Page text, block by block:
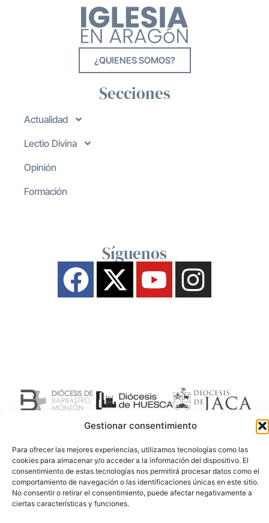
Gestionar consentimiento
Para ofrecer las mejores experiencias, utilizamos tecnologías como las
cookies para almacenar y/o acceder a la información del dispositivo. El
consentimiento de estas tecnologías nos permitirá procesar datos como el
comportamiento de navegación o las identificaciones únicas en este sitio.
No consentir o retirar el consentimiento, puede afectar negativamente a
ciertas características y funciones.
¿QUIENES SOMOS?
Secciones
Actualidad
Lectio Divina
Opinión
Formación
Síguenos